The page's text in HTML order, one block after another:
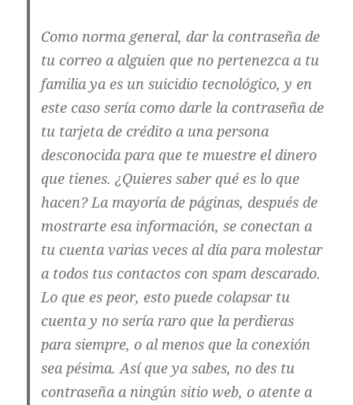
Como norma general, dar la contraseña de
tu correo a alguien que no pertenezca a tu
familia ya es un suicidio tecnológico, y en
este caso sería como darle la contraseña de
tu tarjeta de crédito a una persona
desconocida para que te muestre el dinero
que tienes. ¿Quieres saber qué es lo que
hacen? La mayoría de páginas, después de
mostrarte esa información, se conectan a
tu cuenta varias veces al día para molestar
a todos tus contactos con spam descarado.
Lo que es peor, esto puede colapsar tu
cuenta y no sería raro que la perdieras
para siempre, o al menos que la conexión
sea pésima. Así que ya sabes, no des tu
contraseña a ningún sitio web, o atente a